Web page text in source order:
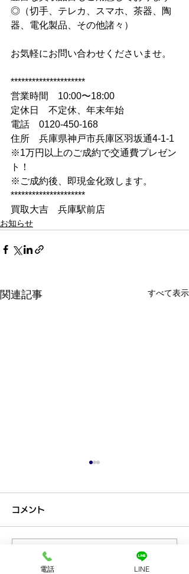
◎（切手、テレカ、スマホ、茶器、陶
器、電化製品、その他諸々）
お気軽にお問い合わせくださいませ。
*********************
営業時間　10:00〜18:00
定休日　不定休、年末年始
電話　0120-450-168
住所　兵庫県神戸市兵庫区羽坂通4-1-1
※1万円以上のご成約で交通費プレゼン
ト！
※ご成約後、即現金化致します。
*********************
買取大吉　兵庫駅前店
お知らせ
関連記事 すべて表示
プラチナ買取なら神戸市
コメント
コメントを追加…
電話 LINE